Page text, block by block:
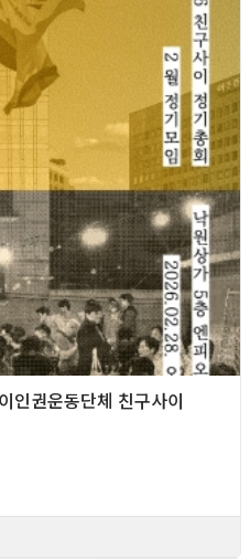
권운동단체 친구사이